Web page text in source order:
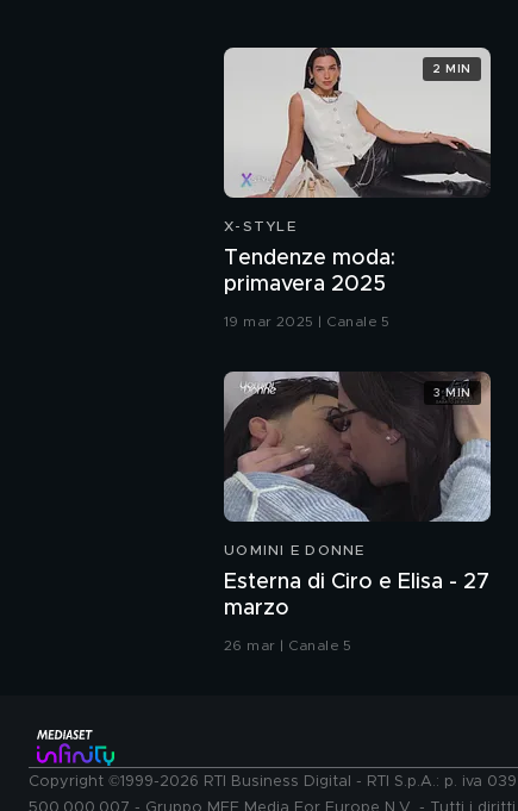
X-STYLE
Tendenze moda:
primavera 2025
19 mar 2025 | Canale 5
2 MIN
UOMINI E DONNE
Esterna di Ciro e Elisa - 27
marzo
26 mar | Canale 5
3 MIN
Copyright ©1999-2026 RTI Business Digital - RTI S.p.A.: p. iva